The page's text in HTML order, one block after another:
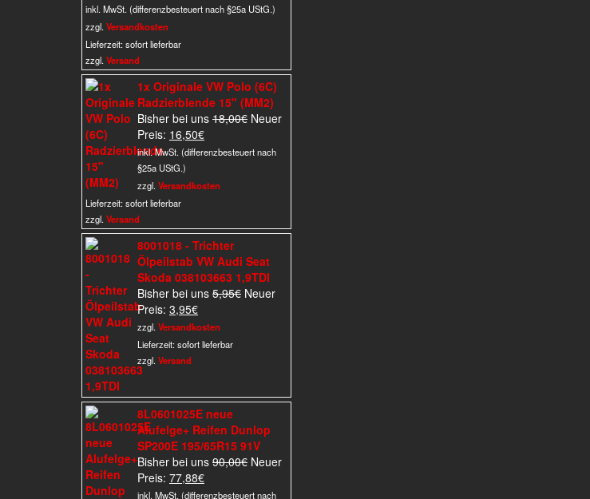
war:
Preis
inkl. MwSt. (differenzbesteuert nach §25a UStG.)
zzgl. Versandkosten
Lieferzeit:sofort lieferbar
zzgl. Versand
1x Originale VW Polo (6C)
Radzierblende 15" (MM2)
Bisher bei uns 18,00€ Ursprünglicher
war:
Neuer
Preis: 16,50€Aktueller
Preis
16,50€.
inkl. MwSt. (differenzbesteuert nach
§25a UStG.)
zzgl. Versandkosten
Lieferzeit:sofort lieferbar
zzgl. Versand
8001018 - Trichter
Ölpeilstab VW Audi Seat
Skoda 038103663 1,9TDI
Bisher bei uns 5,95€ Ursprünglicher
Neuer
Preis: 3,95€Aktueller
Preis
ist:
zzgl. Versandkosten
Lieferzeit:sofort lieferbar
zzgl. Versand
8L0601025E neue
Alufelge+ Reifen Dunlop
SP200E 195/65R15 91V
Bisher bei uns 90,00€ Ursprünglicher
war:
Neuer
Preis: 77,88€Aktueller
Preis
inkl. MwSt. (differenzbesteuert nach